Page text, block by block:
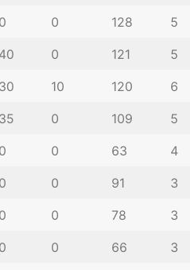
0 0 128 5
40 0 121 5
30 10 120 6
35 0 109 5
0 0 63 4
0 0 91 3
0 0 78 3
0 0 66 3